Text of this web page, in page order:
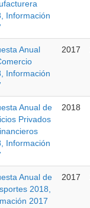
Información
Anual
Información
2017
Anual de
Privados
Información
2018
Anual de
2018,
2017
2017